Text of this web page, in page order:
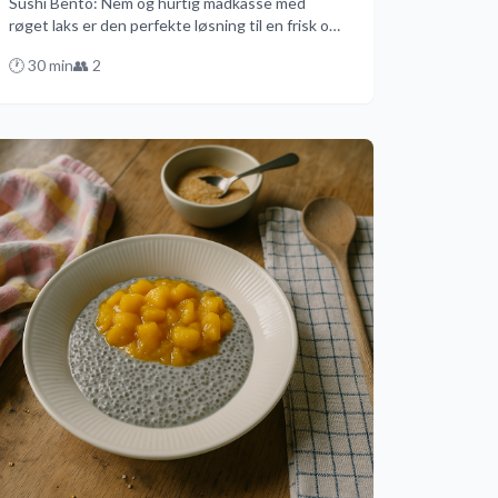
røget laks er den perfekte løsning til en frisk og
grøntsager og røget laks er denne opskrift klar
lettilberedt måltid.
🕐30min👥 2